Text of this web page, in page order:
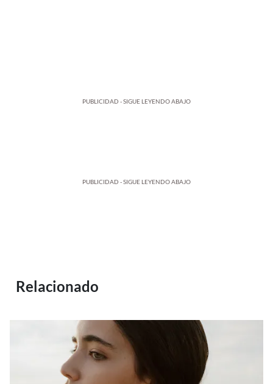
PUBLICIDAD - SIGUE LEYENDO ABAJO
PUBLICIDAD - SIGUE LEYENDO ABAJO
Relacionado